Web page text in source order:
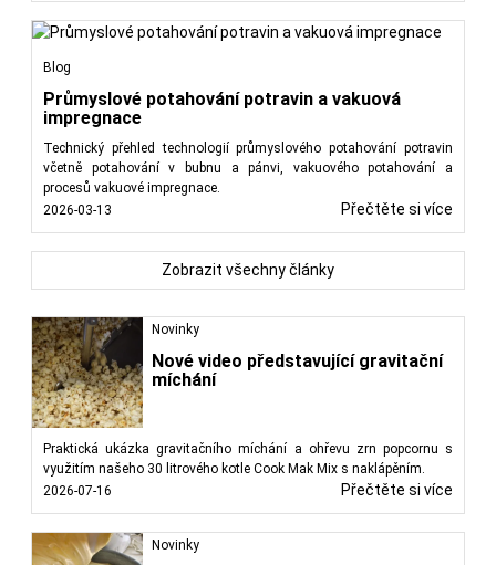
Novinky
Nové video představující gravitační
míchání
Praktická ukázka gravitačního míchání a ohřevu zrn popcornu s
využitím našeho 30 litrového kotle Cook Mak Mix s naklápěním.
2026-07-16
Přečtěte si více
Novinky
Blog
Průmyslové potahování potravin a vakuová
impregnace
Technický přehled technologií průmyslového potahování potravin
včetně potahování v bubnu a pánvi, vakuového potahování a
procesů vakuové impregnace.
2026-03-13
Přečtěte si více
Zobrazit všechny články